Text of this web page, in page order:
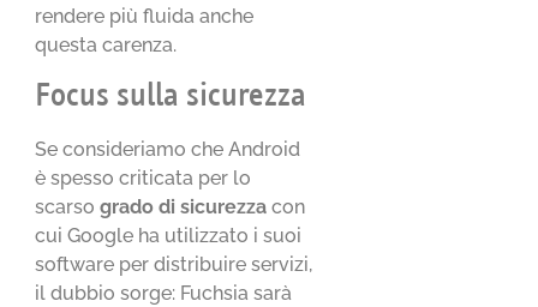
rendere più fluida anche
questa carenza.
Focus sulla sicurezza
Se consideriamo che Android
è spesso criticata per lo
scarsogrado di sicurezza con
cui Google ha utilizzato i suoi
software per distribuire servizi,
il dubbio sorge: Fuchsia sarà